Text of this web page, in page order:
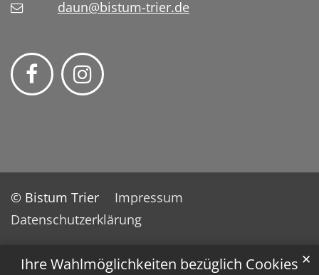
Ihre Wahlmöglichkeiten bezüglich Cookies ✕
daun@bistum-trier.de
© Bistum Trier
Impressum
Datenschutzerklärung